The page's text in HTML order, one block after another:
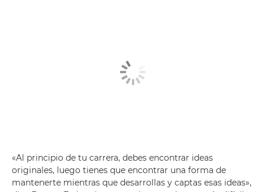
«Al principio de tu carrera, debes encontrar ideas
originales, luego tienes que encontrar una forma de
mantenerte mientras que desarrollas y captas esas ideas»,